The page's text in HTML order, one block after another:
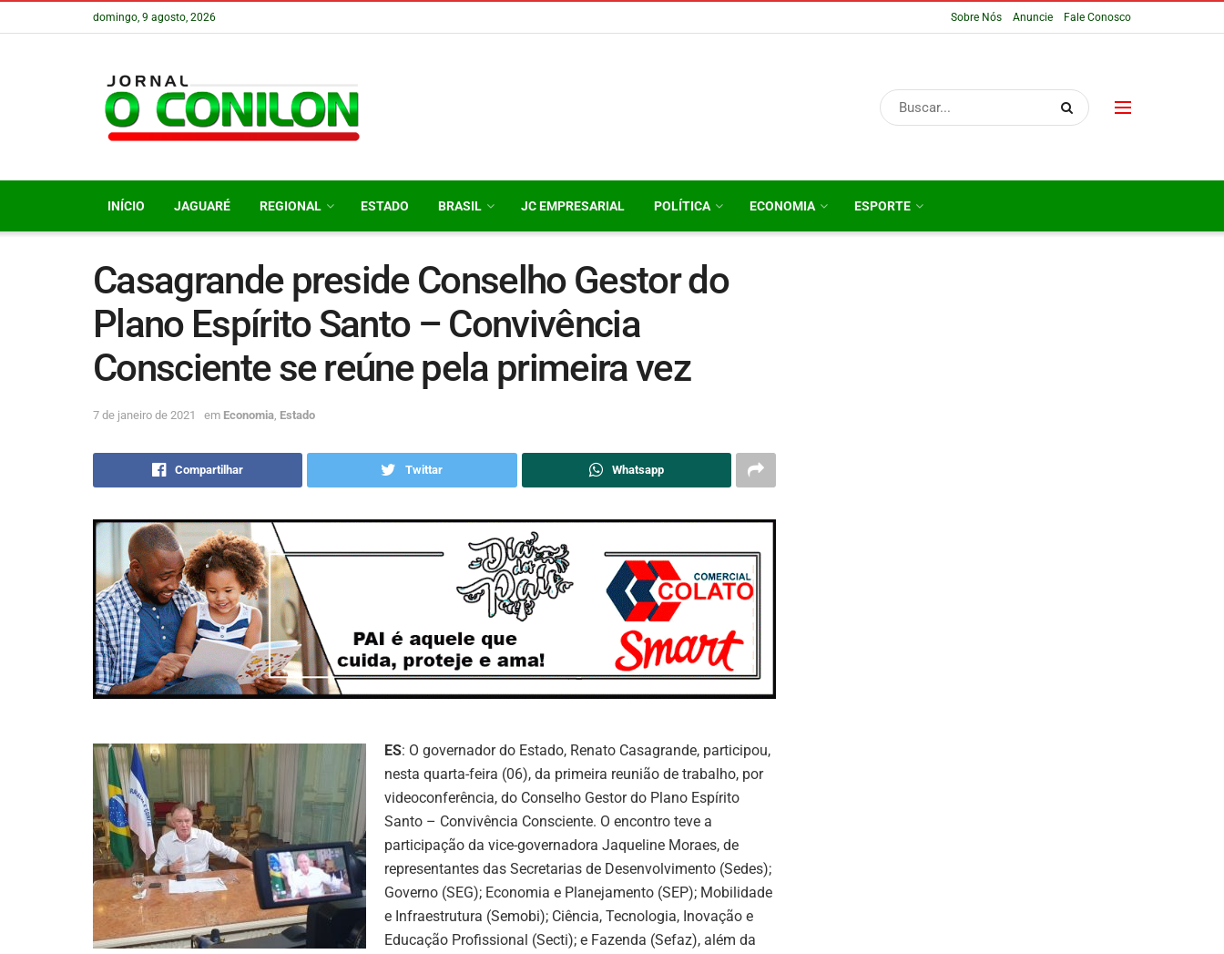
domingo, 9 agosto, 2026 Sobre Nós Anuncie Fale Conosco
INÍCIO JAGUARÉ REGIONAL ESTADO BRASIL JC EMPRESARIAL POLÍTICA ECONOMIA ESPORTE
Casagrande preside Conselho Gestor do
Plano Espírito Santo – Convivência
Consciente se reúne pela primeira vez
7 de janeiro de 2021 em Economia Estado
Compartilhar Twittar Whatsapp
ES: O governador do Estado, Renato Casagrande, participou,
nesta quarta-feira (06), da primeira reunião de trabalho, por
videoconferência, do Conselho Gestor do Plano Espírito
Santo – Convivência Consciente. O encontro teve a
participação da vice-governadora Jaqueline Moraes, de
representantes das Secretarias de Desenvolvimento (Sedes);
Governo (SEG); Economia e Planejamento (SEP); Mobilidade
e Infraestrutura (Semobi); Ciência, Tecnologia, Inovação e
Educação Profissional (Secti); e Fazenda (Sefaz), além da